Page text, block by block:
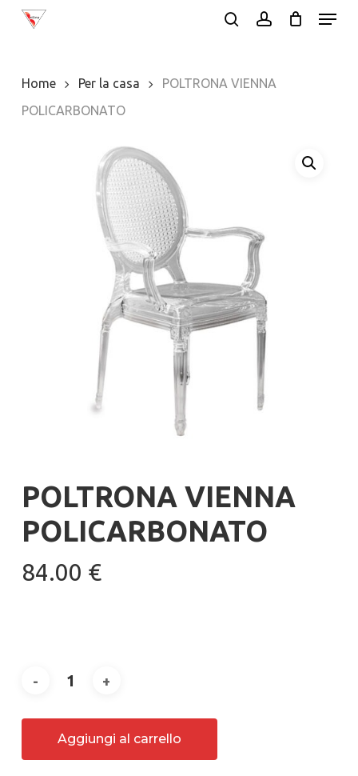
Skip
content
Menu
Home Per la casa
POLTRONA VIENNA
POLICARBONATO
POLTRONA VIENNA
POLICARBONATO
84.00 €
Aggiungi al carrello